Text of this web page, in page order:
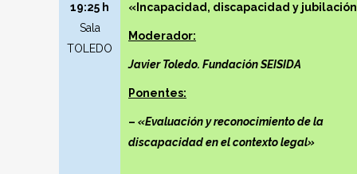
19:25 h
Sala
TOLEDO
«Incapacidad, discapacidad y
Moderador:
Javier Toledo. Fundación SEISIDA
Ponentes:
– «Evaluación y reconocimiento de la
discapacidad en el contexto legal»